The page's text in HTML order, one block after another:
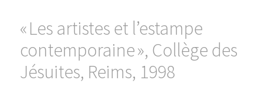
« Les artistes et l’estampe
contemporaine », Collège des
Jésuites, Reims, 1998